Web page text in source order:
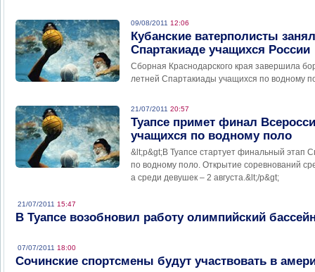
09/08/2011 12:06
Кубанские ватерполисты
Спартакиаде учащихся России
Сборная Краснодарского края завершила
летней Спартакиады учащихся по водному
21/07/2011 20:57
Туапсе примет финал
учащихся по водному поло
&lt;p&gt;В Туапсе стартует финальный этап
по водному поло. Открытие соревнований
а среди девушек – 2 августа.&lt;/p&gt;
21/07/2011 15:47
В Туапсе возобновил работу олимпийский
07/07/2011 18:00
Сочинские спортсмены будут участвовать в